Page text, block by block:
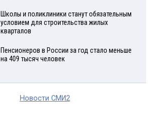
Школы и поликлиники станут обязательным
условием для строительства жилых
кварталов
Пенсионеров в России за год стало меньше
на 409 тысяч человек
Новости СМИ2